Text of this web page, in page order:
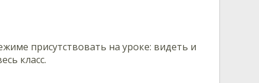
присутствовать на уроке: видеть и
класс.